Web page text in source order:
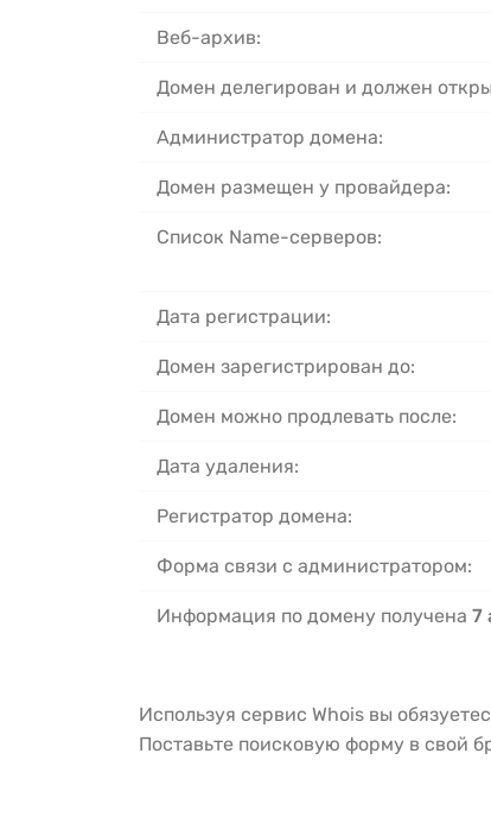
Веб-архив:
Домен делегирован и должен
Администратор домена:
Домен размещен у провайдера:
Список Name-серверов:
Дата регистрации:
Домен зарегистрирован до:
Домен можно продлевать после:
Дата удаления:
Регистратор домена:
Форма связи с администратором:
Информация по домену получена 7
Используя сервис Whois вы
Поставьте поисковую форму в свой